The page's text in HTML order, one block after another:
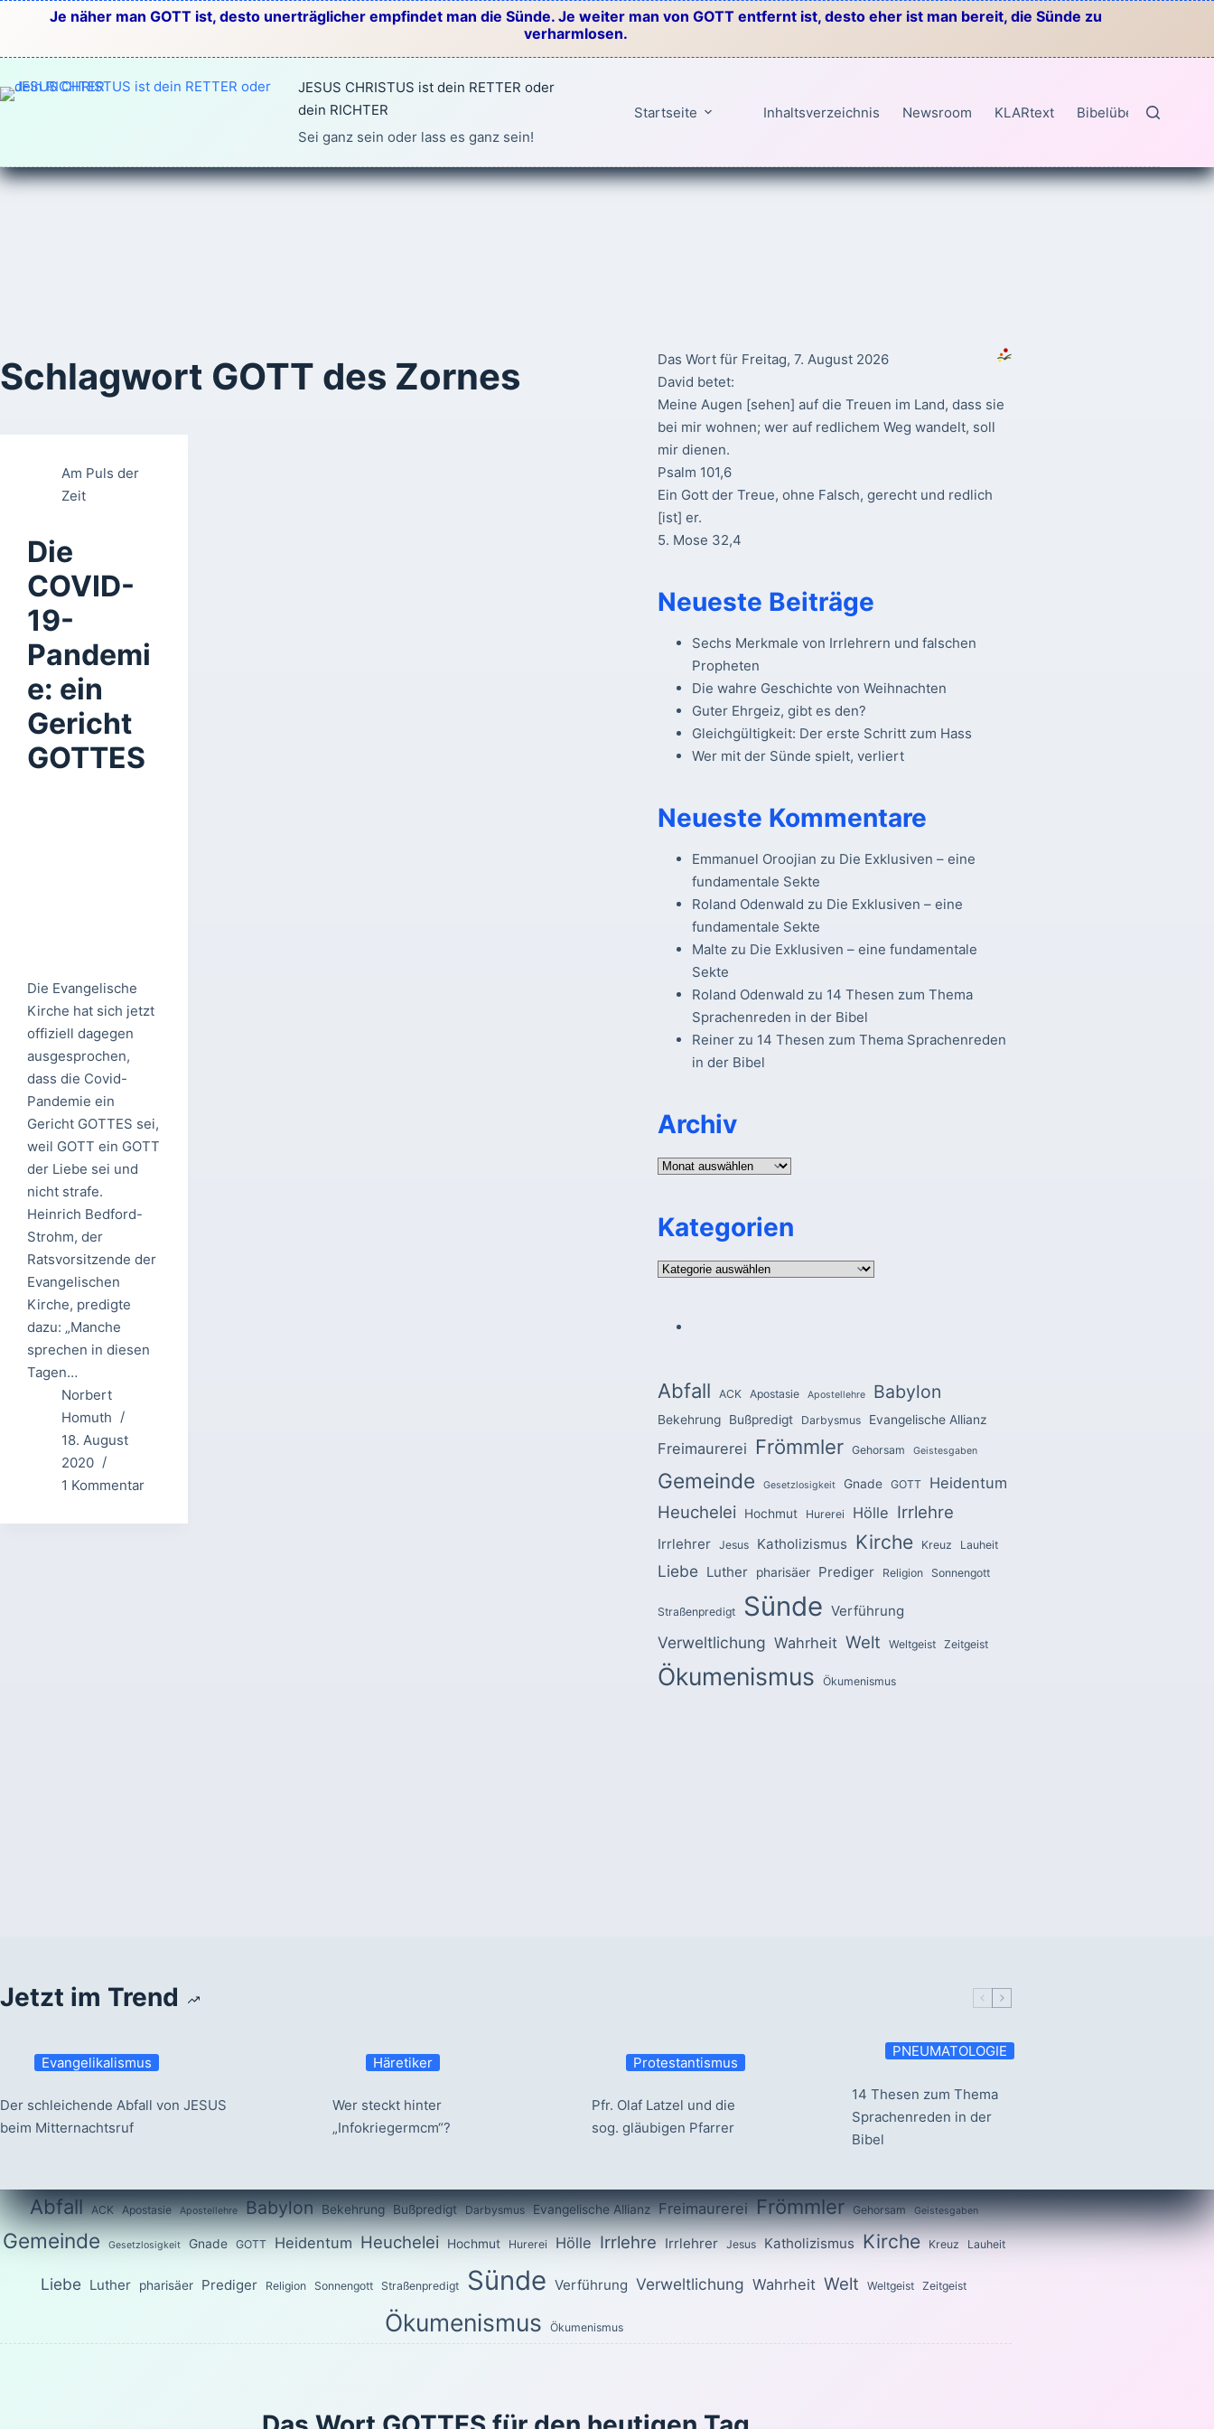
springen
Je näher man GOTT ist, desto unerträglicher empfindet man die Sünde. Je weiter man von GOTT entfernt ist, desto eher ist man bereit, die Sünde zu
verharmlosen.
JESUS CHRISTUS ist dein RETTER oder
dein RICHTER
Sei ganz sein oder lass es ganz sein!
Startseite Inhaltsverzeichnis Newsroom KLARtext Bibelübersetzungen
Schlagwort GOTT des Zornes
Am Puls der
Zeit
Die
COVID-
19-
Pandemi
e: ein
Gericht
GOTTES
Die Evangelische
Kirche hat sich jetzt
offiziell dagegen
ausgesprochen,
dass die Covid-
Pandemie ein
Gericht GOTTES sei,
weil GOTT ein GOTT
der Liebe sei und
nicht strafe.
Heinrich Bedford-
Strohm, der
Ratsvorsitzende der
Evangelischen
Kirche, predigte
dazu: „Manche
sprechen in diesen
Tagen…
Norbert
Homuth
18. August
2020
1 Kommentar
Das Wort für Freitag, 7. August 2026
David betet:
Meine Augen [sehen] auf die Treuen im Land, dass sie
bei mir wohnen; wer auf redlichem Weg wandelt, soll
mir dienen.
Psalm 101,6
Ein Gott der Treue, ohne Falsch, gerecht und redlich
[ist] er.
5. Mose 32,4
Neueste Beiträge
Sechs Merkmale von Irrlehrern und falschen
Propheten
Die wahre Geschichte von Weihnachten
Guter Ehrgeiz, gibt es den?
Gleichgültigkeit: Der erste Schritt zum Hass
Wer mit der Sünde spielt, verliert
Neueste Kommentare
Emmanuel Oroojian zu Die Exklusiven – eine
fundamentale Sekte
Roland Odenwald zu Die Exklusiven – eine
fundamentale Sekte
Malte zu Die Exklusiven – eine fundamentale
Sekte
Roland Odenwald zu 14 Thesen zum Thema
Sprachenreden in der Bibel
Reinerzu 14 Thesen zum Thema Sprachenreden
in der Bibel
Archiv
Archiv
Kategorien
Kategorien
Abfall ACK Apostasie Apostellehre Babylon
Bekehrung Bußpredigt Darbysmus Evangelische Allianz
Freimaurerei Frömmler Gehorsam Geistesgaben
Gemeinde Gesetzlosigkeit Gnade GOTT Heidentum
Heuchelei Hochmut Hurerei Hölle Irrlehre
Irrlehrer Jesus Katholizismus Kirche Kreuz Lauheit
Liebe Luther pharisäer Prediger Religion Sonnengott
Straßenpredigt Sünde Verführung
Verweltlichung Wahrheit Welt Weltgeist Zeitgeist
Ökumenismus Ökumenismus
Jetzt im Trend
Evangelikalismus
Der schleichende Abfall von JESUS
beim Mitternachtsruf
Häretiker
Wer steckt hinter
„Infokriegermcm“?
Protestantismus
Pfr. Olaf Latzel und die
sog. gläubigen Pfarrer
PNEUMATOLOGIE
14 Thesen zum Thema
Sprachenreden in der
Bibel
Abfall ACK Apostasie Apostellehre Babylon Bekehrung Bußpredigt Darbysmus Evangelische Allianz Freimaurerei Frömmler Gehorsam Geistesgaben
Gemeinde Gesetzlosigkeit Gnade GOTT Heidentum Heuchelei Hochmut Hurerei Hölle Irrlehre Irrlehrer Jesus Katholizismus Kirche Kreuz Lauheit
Liebe Luther pharisäer Prediger Religion Sonnengott Straßenpredigt Sünde Verführung Verweltlichung Wahrheit Welt Weltgeist Zeitgeist
Ökumenismus Ökumenismus